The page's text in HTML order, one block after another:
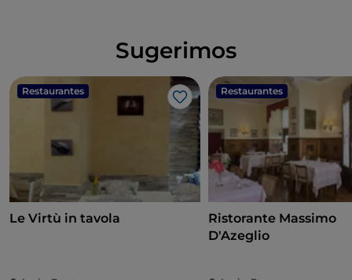
Sugerimos
Restaurantes
Me gusta
Le Virtù in tavola
Restaurantes
Ristorante Massimo
D'Azeglio